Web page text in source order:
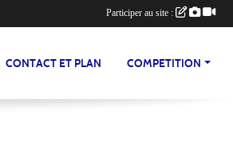
CONTACT ET PLAN COMPETITION
Participer au site :